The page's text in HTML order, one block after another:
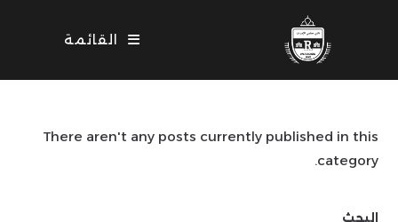
القائمة
There aren't any posts currently published in this
category.
البحث